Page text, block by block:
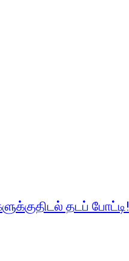
தடப் போட்டி!